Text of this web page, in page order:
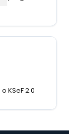
KSeF 2.0